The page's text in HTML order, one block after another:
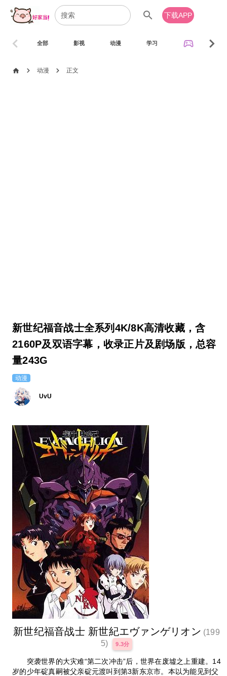
search 下载APP
全部 影视 动漫 学习 sports_esports
chevron_left chevron_right
home chevron_right 动漫 chevron_right 正文
新世纪福音战士全系列4K/8K高清收藏，含
2160P及双语字幕，收录正片及剧场版，总容
量243G
动漫
UvU
新世纪福音战士 新世紀エヴァンゲリオン (199
5)
9.3分
突袭世界的大灾难“第二次冲击”后，世界在废墟之上重建。14
岁的少年碇真嗣被父亲碇元渡叫到第3新东京市。本以为能见到父